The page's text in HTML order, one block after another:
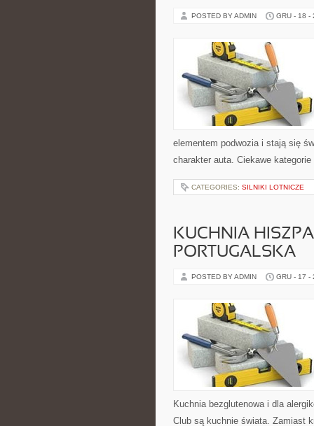
POSTED BY ADMIN GRU - 18 -
elementem podwozia i stają się
charakter auta. Ciekawe
CATEGORIES: SILNIKI LOTNICZE
KUCHNIA
PORTUGALSKA
POSTED BY ADMIN GRU - 17 -
Kuchnia bezglutenowa i dla
Club są kuchnie świata. Zamiast